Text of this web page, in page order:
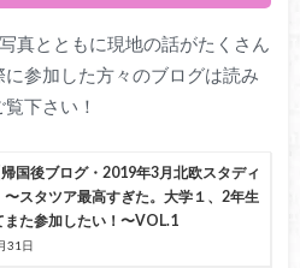
真とともに現地の話がたくさん
参加した方々のブログは読み
下さい！
帰国後ブログ・2019年3月北欧スタディ
〜スタツア最高すぎた。大学１、2年生
また参加したい！〜VOL.1
31日